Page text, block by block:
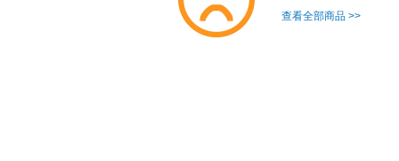
查看全部商品 >>